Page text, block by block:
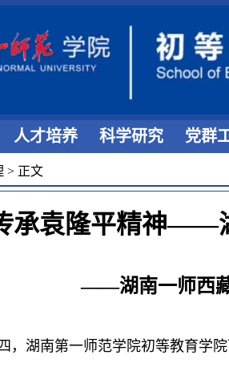
人才培养 科学研究 党群
> 正文
承袁隆平精神——
——湖南一师西
，湖南第一师范学院初等教育学院